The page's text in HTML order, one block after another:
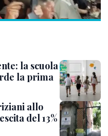
la scuola
la prima
allo
del 13%